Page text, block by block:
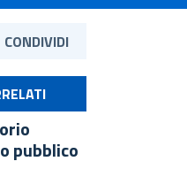
CONDIVIDI
pubblico